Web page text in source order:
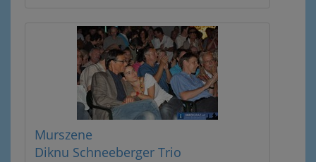
Murszene
Diknu Schneeberger Trio